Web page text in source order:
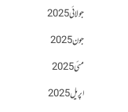
جولائی 2025
جون 2025
مئی 2025
اپریل 2025